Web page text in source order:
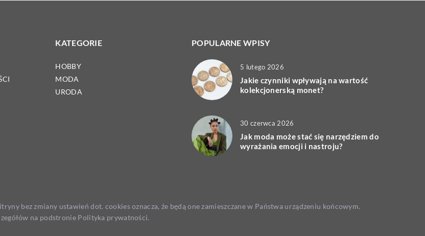
KATEGORIE
HOBBY
MODA
URODA
POPULARNE WPISY
5 lutego 2026
Jakie czynniki wpływają na wartość
kolekcjonerską monet?
30 czerwca 2026
Jak moda może stać się narzędziem do
wyrażania emocji i nastroju?
bez zmiany ustawień dot. cookies oznacza, że będą one zamieszczane w Państwa urządzeniu końcowym.
na podstronie Polityka prywatności.